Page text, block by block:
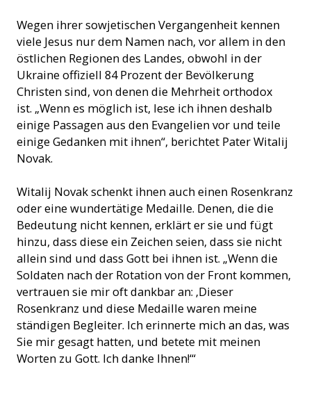
Wegen ihrer sowjetischen Vergangenheit kennen
viele Jesus nur dem Namen nach, vor allem in den
östlichen Regionen des Landes, obwohl in der
Ukraine offiziell 84 Prozent der Bevölkerung
Christen sind, von denen die Mehrheit orthodox
ist. „Wenn es möglich ist, lese ich ihnen deshalb
einige Passagen aus den Evangelien vor und teile
einige Gedanken mit ihnen“, berichtet Pater Witalij
Novak.
Witalij Novak schenkt ihnen auch einen Rosenkranz
oder eine wundertätige Medaille. Denen, die die
Bedeutung nicht kennen, erklärt er sie und fügt
hinzu, dass diese ein Zeichen seien, dass sie nicht
allein sind und dass Gott bei ihnen ist. „Wenn die
Soldaten nach der Rotation von der Front kommen,
vertrauen sie mir oft dankbar an: ‚Dieser
Rosenkranz und diese Medaille waren meine
ständigen Begleiter. Ich erinnerte mich an das, was
Sie mir gesagt hatten, und betete mit meinen
Worten zu Gott. Ich danke Ihnen!‘“